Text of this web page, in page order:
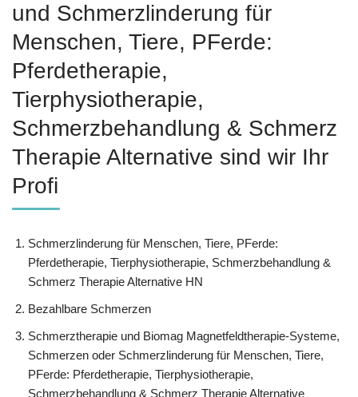
und Schmerzlinderung für
Menschen, Tiere, PFerde:
Pferdetherapie,
Tierphysiotherapie,
Schmerzbehandlung & Schmerz
Therapie Alternative sind wir Ihr
Profi
Schmerzlinderung für Menschen, Tiere, PFerde:
Pferdetherapie, Tierphysiotherapie, Schmerzbehandlung &
Schmerz Therapie Alternative HN
Bezahlbare Schmerzen
Schmerztherapie und Biomag Magnetfeldtherapie-Systeme,
Schmerzen oder Schmerzlinderung für Menschen, Tiere,
PFerde: Pferdetherapie, Tierphysiotherapie,
Schmerzbehandlung & Schmerz Therapie Alternative